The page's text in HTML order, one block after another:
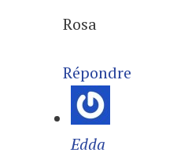
Rosa
Répondre
Edda